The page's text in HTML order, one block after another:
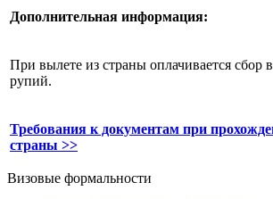
Дополнительная информация:
При вылете из страны оплачивается сбор
рупий.
Требования к документам при
страны >>
Визовые формальности